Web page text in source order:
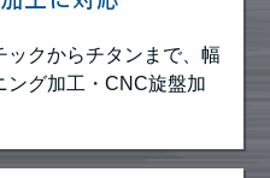
クからチタンまで、幅
ング加工・CNC旋盤加